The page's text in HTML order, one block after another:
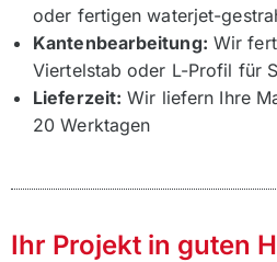
oder fertigen waterjet-
Kantenbearbeitung: Wir
Viertelstab oder L-Profil für
Lieferzeit: Wir liefern Ihre
20 Werktagen
Ihr Projekt in guten